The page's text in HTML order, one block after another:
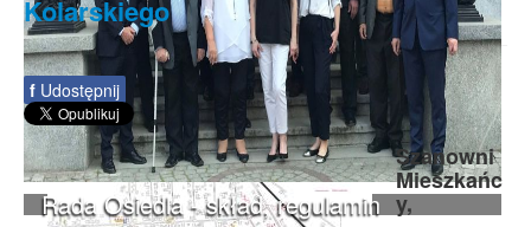
Rada Osiedla - skład, regulamin
Kolarskiego
f Udostępnij
Szanowni
Mieszkańc
y,